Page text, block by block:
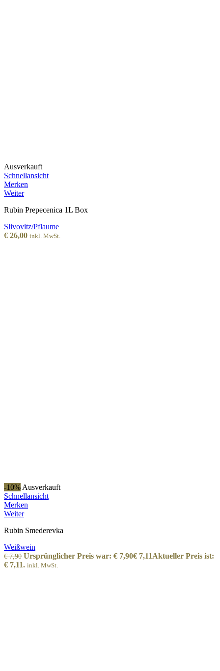
Ausverkauft
Schnellansicht
Merken
Weiter
Rubin Prepecenica 1L Box
Slivovitz/Pflaume
€ 26,00 inkl. MwSt.
-10% Ausverkauft
Schnellansicht
Merken
Weiter
Rubin Smederevka
Weißwein
€7,90 Ursprünglicher Preis war: € 7,90€ 7,11Aktueller Preis ist:
€ 7,11. inkl. MwSt.